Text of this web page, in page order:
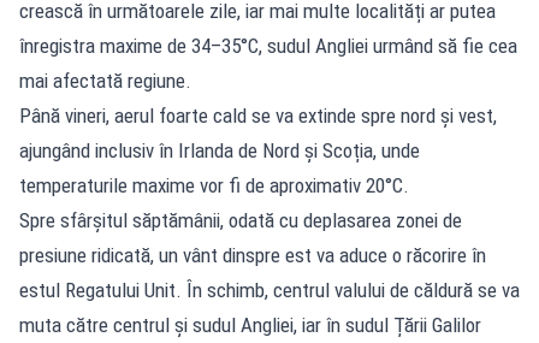
crească în următoarele zile, iar mai multe localități ar putea
înregistra maxime de 34–35°C, sudul Angliei urmând să fie cea
mai afectată regiune.
Până vineri, aerul foarte cald se va extinde spre nord și vest,
ajungând inclusiv în Irlanda de Nord și Scoția, unde
temperaturile maxime vor fi de aproximativ 20°C.
Spre sfârșitul săptămânii, odată cu deplasarea zonei de
presiune ridicată, un vânt dinspre est va aduce o răcorire în
estul Regatului Unit. În schimb, centrul valului de căldură se va
muta către centrul și sudul Angliei, iar în sudul Țării Galilor